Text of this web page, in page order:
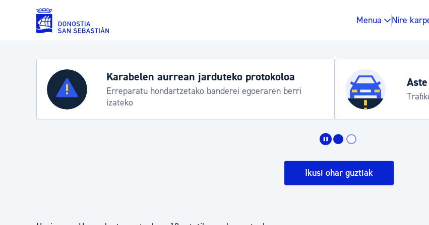
Eduki nagusira joan
Menua Nire
Zerbitzuak
Errolda eta gai pertsonalak
Gune
Karabelen aurrean jarduteko protokoloa
Erreparatu hondartzetako banderei egoeraren berri
izateko
Ikusi ohar guztiak